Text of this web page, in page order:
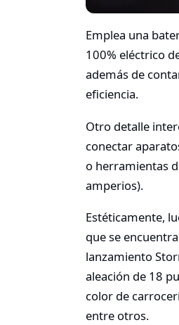
Emplea una
100% eléctrico
además de
eficiencia.
Otro detalle
conectar
o herramientas
amperios).
Estéticamente,
que se
lanzamiento
aleación de 18
color de
entre otros.